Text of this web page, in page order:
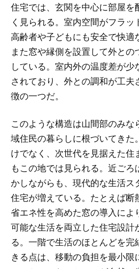
住宅では、玄関を中心に部屋を
く見られる。室内空間がフラッ
高齢者や子どもにも安全で快適
また窓や縁側を設置して外との
している。室内外の温度差が少
されており、外との調和が工夫
徴の一つだ。
このような構造は山間部のみな
域住民の暮らしに根づいてきた
けでなく、次世代を見据えた住
もこの地では見られる。近ごろ
かしながらも、現代的な生活ス
住宅が増えている。たとえば断
省エネ性を高めた窓の導入によ
可能な生活を両立した住宅設計
る。一階で生活のほとんどを完
きる点は、移動の負担を最小限